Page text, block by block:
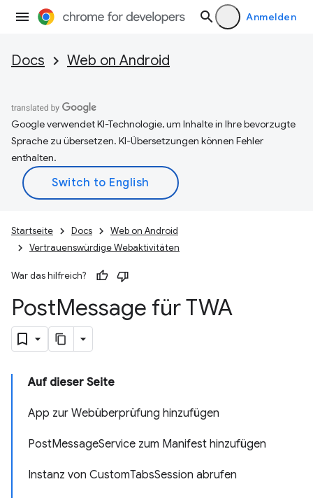
Anmelden
Docs Web on Android
Google verwendet KI-Technologie, um Inhalte in Ihre bevorzugte
Sprache zu übersetzen. KI-Übersetzungen können Fehler
enthalten.
Startseite Docs
Web on Android
Vertrauenswürdige Webaktivitäten
War das hilfreich?
PostMessage für TWA
Auf dieser Seite
App zur Webüberprüfung hinzufügen
PostMessageService zum Manifest hinzufügen
Instanz von CustomTabsSession abrufen